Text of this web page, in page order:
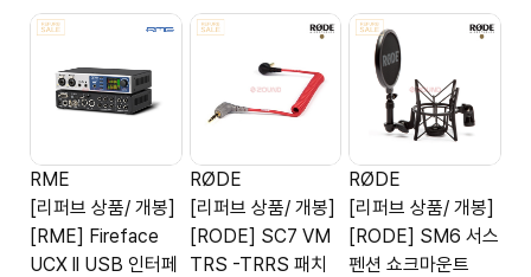
RME
[리퍼브 상품/ 개봉]
[RME] Fireface
UCX ll USB 인터페
RØDE
[리퍼브 상품/ 개봉]
[RODE] SC7 VM
TRS -TRRS 패치
RØDE
[리퍼브 상품/ 개봉]
[RODE] SM6 서스
펜션 쇼크마운트